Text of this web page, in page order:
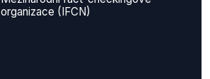
organizace (IFCN)